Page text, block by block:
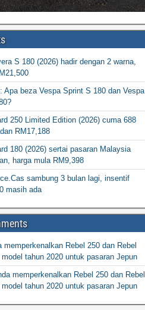
S 180 (2026) hadir dengan 2 warna,
Apa beza Vespa Sprint S 180 dan Vespa
250 Limited Edition (2026) cuma 688
RM17,188
180 (2026) sertai pasaran Malaysia
harga mula RM9,398
sambung 3 bulan lagi, insentif
masih ada
memperkenalkan Rebel 250 dan Rebel
tahun 2020 untuk pasaran Jepun
memperkenalkan Rebel 250 dan Rebel
tahun 2020 untuk pasaran Jepun